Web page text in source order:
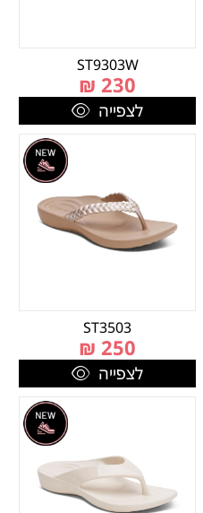
ST9303W
230
₪
לצפייה
ST3503
250
₪
לצפייה